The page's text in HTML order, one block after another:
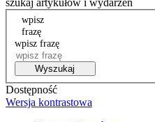
wpisz
frazę
wpisz frazę
Wyszukaj
Dostępność
Wersja kontrastowa